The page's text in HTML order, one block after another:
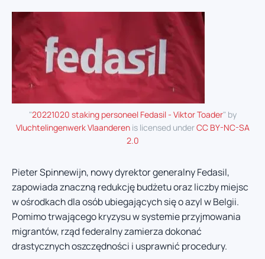
"20221020 staking personeel Fedasil - Viktor Toader" by
Vluchtelingenwerk Vlaanderenis licensed underCC BY-NC-SA
2.0
Pieter Spinnewijn, nowy dyrektor generalny Fedasil,
zapowiada znaczną redukcję budżetu oraz liczby miejsc
w ośrodkach dla osób ubiegających się o azyl w Belgii.
Pomimo trwającego kryzysu w systemie przyjmowania
migrantów, rząd federalny zamierza dokonać
drastycznych oszczędności i usprawnić procedury.